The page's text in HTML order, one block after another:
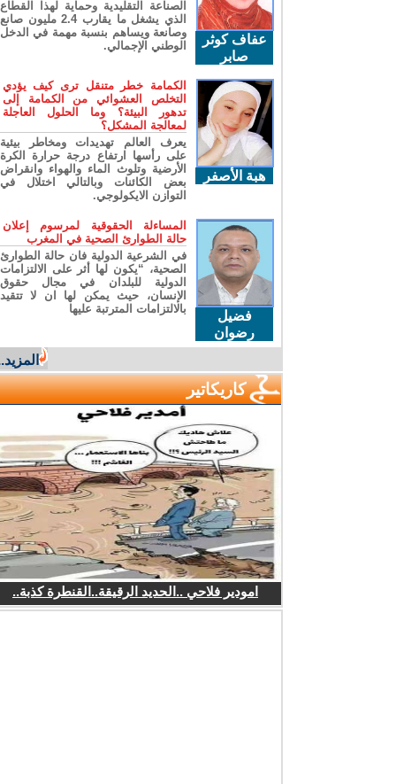
عفاف كوثر
صابر
الصناعة التقليدية وحماية لهذا القطاع
الذي يشغل ما يقارب 2.4 مليون صانع
وصانعة ويساهم بنسبة مهمة في الدخل
الوطني الإجمالي.
هبة الأصفر
الكمامة خطر متنقل ترى كيف يؤدي
التخلص العشوائي من الكمامة إلى
تدهور البيئة؟ وما الحلول العاجلة
لمعالجة المشكل؟
يعرف العالم تهديدات ومخاطر بيئية
على رأسها ارتفاع درجة حرارة الكرة
الأرضية وتلوث الماء والهواء وانقراض
بعض الكائنات وبالتالي اختلال في
التوازن الايكولوجي.
فضيل
رضوان
المساءلة الحقوقية لمرسوم إعلان
حالة الطوارئ الصحية في المغرب
في الشرعية الدولية فان حالة الطوارئ
الصحية، “يكون لها أثر على الالتزامات
الدولية للبلدان في مجال حقوق
الإنسان، حيث يمكن لها ان لا تتقيد
بالالتزامات المترتبة عليها
المزيد...
كاريكاتير
امودير فلاحي ..الحديد الرقيقة..القنطرة كذبة..